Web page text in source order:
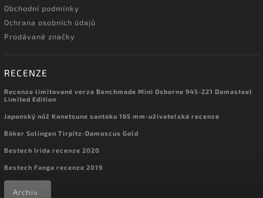
Obchodní podmínky
Ochrana osobních údajů
Prodávané značky
RECENZE
Recenze limitované verze Benchmade Mini Osborne 945-221 Damasteel
Limited Edition
Japonský nůž Kanetsune santoku 165 mm-uživatelská recenze
Böker Solingen Tirpitz-Damascus Gold
Bestech Irida recenze 2020
Bestech Fanga recenze 2019
Archiv